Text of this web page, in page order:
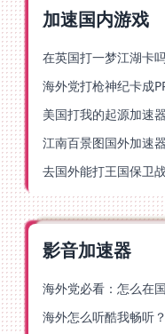
加速国内游戏
影音加速器